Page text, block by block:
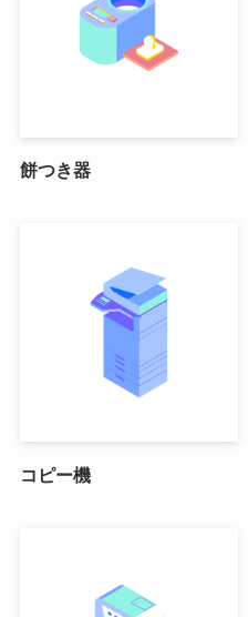
餅つき器
コピー機